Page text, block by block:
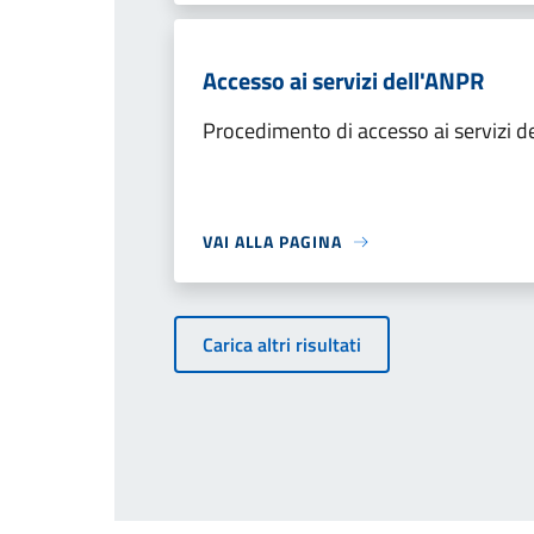
Accesso ai servizi dell'ANPR
Procedimento di accesso ai servizi
VAI ALLA PAGINA
Carica altri risultati